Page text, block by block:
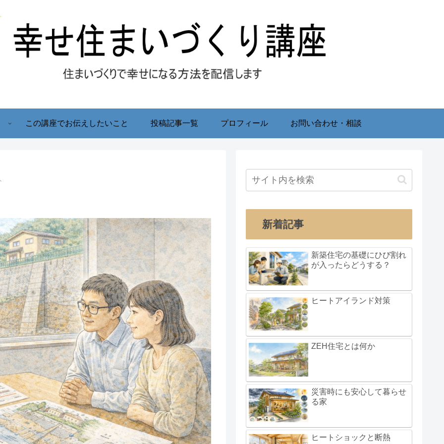
この講座でお伝えしたいこと 投稿記事一覧 プロフィール お問い合わせ・相談
新着記事
新築住宅の基礎にひび割れ
が入ったらどうする？
ヒートアイランド対策
ZEH住宅とは何か
災害時にも安心して暮らせ
る家
ヒートショックと断熱